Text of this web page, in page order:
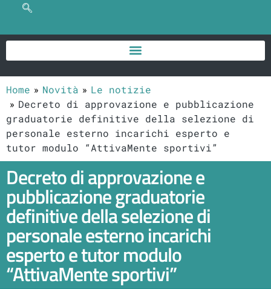
Home Novità
Le notizie
Decreto di approvazione e pubblicazione
graduatorie definitive della selezione di
personale esterno incarichi esperto e
tutor modulo “AttivaMente sportivi”
Decreto di approvazione e
pubblicazione graduatorie
definitive della selezione di
personale esterno incarichi
esperto e tutor modulo
“AttivaMente sportivi”